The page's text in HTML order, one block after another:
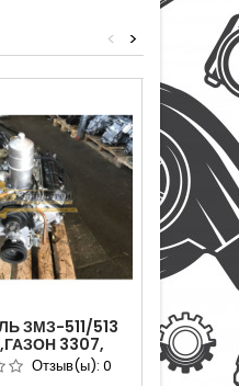
>
<
ЗМЗ-511/513
3307,
АРТИКУЛ
(
Отзыв(ы): 0
ЗМЗ-